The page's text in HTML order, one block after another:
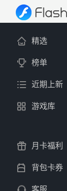
精选
榜单
近期上新
游戏库
月卡福利
背包卡券
客服